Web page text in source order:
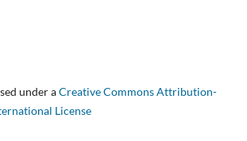
under aCreative Commons Attribution-
License